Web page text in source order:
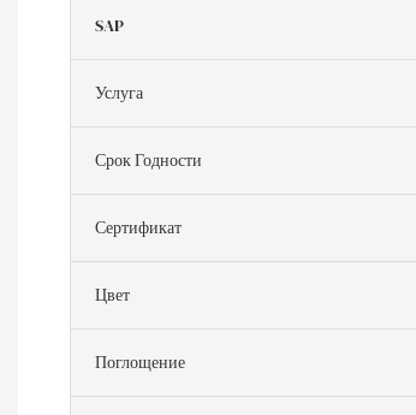
SAP
Услуга
Срок Годности
Сертификат
Цвет
Поглощение